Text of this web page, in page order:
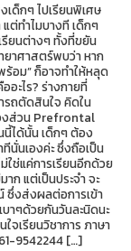
ด็กๆ ไปเรียนพิเศษ
ต่ทำไมบางที เด็กๆ
ยนต่างๆ ทั้งที่ขยัน
ยาศาสตร์พบว่า หาก
ร้อม” ก็อาจทำให้หลุด
ะไร? ร่างกายที่
รถตัดสินใจ คิดใน
งส่วน Prefrontal
นี้ได้นั้น เด็กๆ ต้อง
นั่นเองค่ะ ซึ่งถือเป็น
ใช่แค่การเรียนอีกด้วย
ก แต่เป็นประจำ จะ
ซึ่งส่งผลต่อการเข้า
าๆด้วยกันวันละนิดนะ
จเรียนวิชาการ ภาษา
9542244 […]